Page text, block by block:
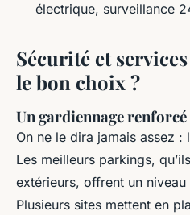
électrique, surveillance
Sécurité et
le bon choix ?
Un gardiennage
On ne le dira jamais assez
Les meilleurs parkings,
extérieurs, offrent un
Plusieurs sites mettent en